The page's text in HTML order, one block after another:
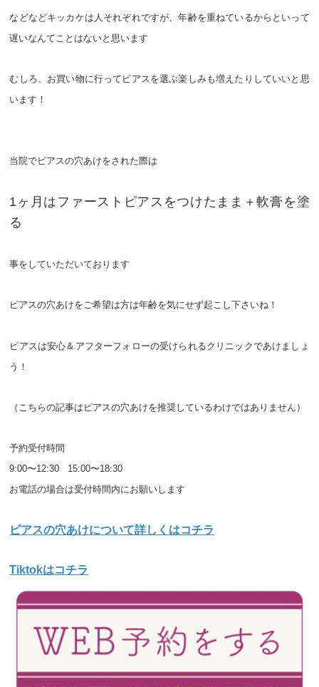
などなどキッカケは人それぞれですが、年齢を重ねているからといって
遅いなんてことはないと思います
むしろ、お買い物に行ってピアスを選ぶ楽しみも増えたりしていいと思
います！
当院でピアスの穴あけをされた際は
1ヶ月はファーストピアスをつけたまま＋軟膏を塗
る
事をしていただいております
ピアスの穴あけをご希望は方は年齢を気にせず起こし下さいね！
ピアスは安心＆アフターフォローの受けられるクリニックであけましょ
う！
（こちらの記事はピアスの穴あけを推奨しているわけではありません）
予約受付時間
9:00〜12:30   15:00〜18:30
お電話の場合は受付時間内にお願いします
ピアスの穴あけについて詳しくはコチラ
Tiktokはコチラ